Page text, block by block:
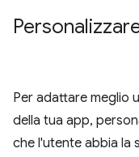
Per adattare meglio
della tua app,
che l'utente abbia la